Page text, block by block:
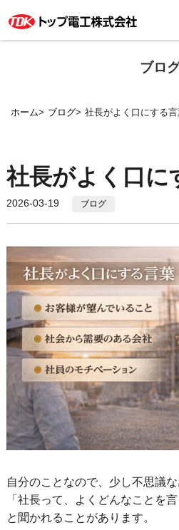
ブロ
ホーム ブログ 社長がよく口にする
社長がよく口に
2026-03-19 ブログ
自分のことなので、少し不思議な
「社長って、よくどんなことを
と聞かれることがあります。